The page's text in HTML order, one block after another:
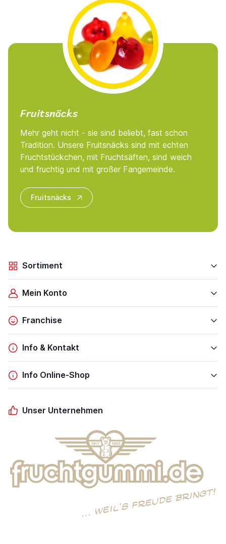
Fruitsnäcks
Mehr geht nicht - sie sind beliebt, fast schon
Tradition. Unsere Fruitsnäcks sind mit echten
Fruchtstückchen, mit Fruchtsäften, sind weich
und fruchtig und mit großer Fangemeinde.
Fruitsnäcks
Sortiment
Mein Konto
Franchise
Info & Kontakt
Info Online-Shop
Unser Unternehmen